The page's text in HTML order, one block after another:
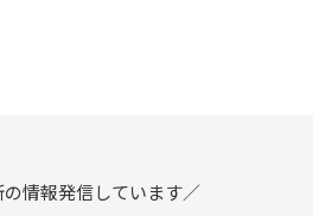
情報発信しています／